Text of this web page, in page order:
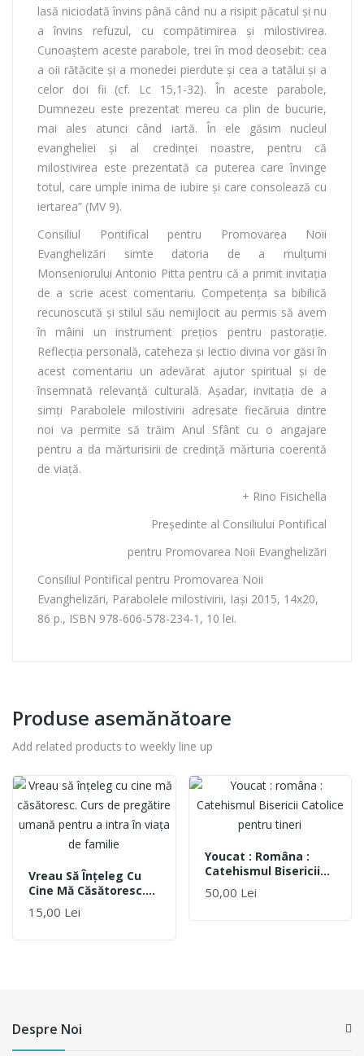
lasă niciodată învins până când nu a risipit păcatul şi nu
a învins refuzul, cu compătimirea şi milostivirea.
Cunoaştem aceste parabole, trei în mod deosebit: cea
a oii rătăcite şi a monedei pierdute şi cea a tatălui şi a
celor doi fii (cf. Lc 15,1-32). În aceste parabole,
Dumnezeu este prezentat mereu ca plin de bucurie,
mai ales atunci când iartă. În ele găsim nucleul
evangheliei şi al credinţei noastre, pentru că
milostivirea este prezentată ca puterea care învinge
totul, care umple inima de iubire şi care consolează cu
iertarea” (MV 9).
Consiliul Pontifical pentru Promovarea Noii
Evanghelizări simte datoria de a mulţumi
Monseniorului Antonio Pitta pentru că a primit invitaţia
de a scrie acest comentariu. Competenţa sa bibilică
recunoscută şi stilul său nemijlocit au permis să avem
în mâini un instrument preţios pentru pastoraţie.
Reflecţia personală, cateheza şi lectio divina vor găsi în
acest comentariu un adevărat ajutor spiritual şi de
însemnată relevanţă culturală. Aşadar, invitaţia de a
simţi Parabolele milostivirii adresate fiecăruia dintre
noi va permite să trăim Anul Sfânt cu o angajare
pentru a da mărturisirii de credinţă mărturia coerentă
de viaţă.
+ Rino Fisichella
Preşedinte al Consiliului Pontifical
pentru Promovarea Noii Evanghelizări
Consiliul Pontifical pentru Promovarea Noii
Evanghelizări, Parabolele milostivirii, Iași 2015, 14x20,
86 p., ISBN 978-606-578-234-1, 10 lei.
Produse asemănătoare
Add related products to weekly line up
Vreau Să Înţeleg Cu
Cine Mă Căsătoresc.
Curs De Pregătire
Umană Pentru A Intra
15,00 Lei
Youcat : Româna :
Catehismul Bisericii
Catolice Pentru Tineri
50,00 Lei
Despre Noi